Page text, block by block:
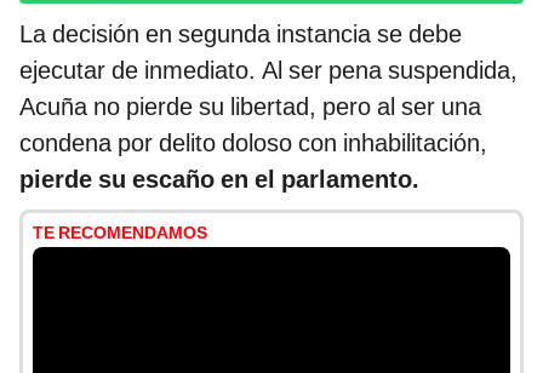
La decisión en segunda instancia se debe
ejecutar de inmediato. Al ser pena suspendida,
Acuña no pierde su libertad, pero al ser una
condena por delito doloso con inhabilitación,
pierde su escaño en el parlamento.
TE RECOMENDAMOS